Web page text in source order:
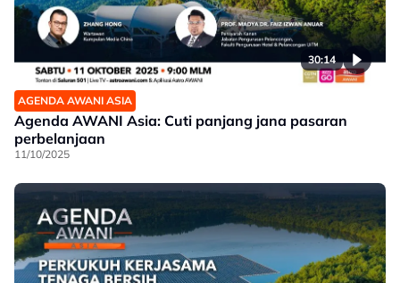
30:14
AGENDA AWANI ASIA
Agenda AWANI Asia: Cuti panjang jana pasaran
perbelanjaan
11/10/2025